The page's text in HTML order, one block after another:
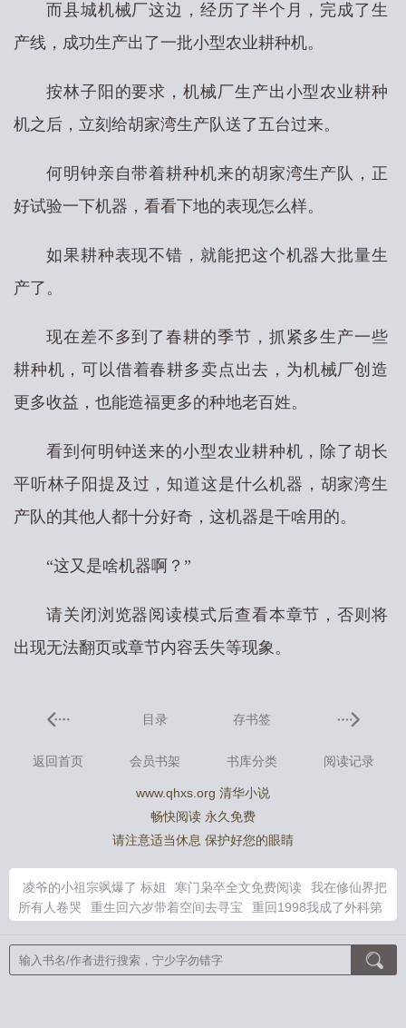
而县城机械厂这边，经历了半个月，完成了生
产线，成功生产出了一批小型农业耕种机。
按林子阳的要求，机械厂生产出小型农业耕种
机之后，立刻给胡家湾生产队送了五台过来。
何明钟亲自带着耕种机来的胡家湾生产队，正
好试验一下机器，看看下地的表现怎么样。
如果耕种表现不错，就能把这个机器大批量生
产了。
现在差不多到了春耕的季节，抓紧多生产一些
耕种机，可以借着春耕多卖点出去，为机械厂创造
更多收益，也能造福更多的种地老百姓。
看到何明钟送来的小型农业耕种机，除了胡长
平听林子阳提及过，知道这是什么机器，胡家湾生
产队的其他人都十分好奇，这机器是干啥用的。
“这又是啥机器啊？”
请关闭浏览器阅读模式后查看本章节，否则将
出现无法翻页或章节内容丢失等现象。
目录 存书签
返回首页 会员书架 书库分类 阅读记录
www.qhxs.org 清华小说
畅快阅读 永久免费
请注意适当休息 保护好您的眼睛
凌爷的小祖宗飒爆了 标姐 寒门枭卒全文免费阅读
我在修仙界把
所有人卷哭
重生回六岁带着空间去寻宝
重回1998我成了外科第
始最新章节列表
高冷校花同桌合集 开天灵宝
凌爷家影后苏心怡
笔趣阁
通天法宝 寒门枭士完整版免费阅读目录
高冷校花同桌在